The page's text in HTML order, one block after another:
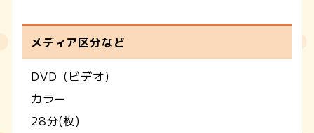
メディア区分など
DVD（ビデオ）
カラー
28分(枚)